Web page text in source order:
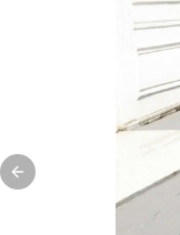
Previous slide